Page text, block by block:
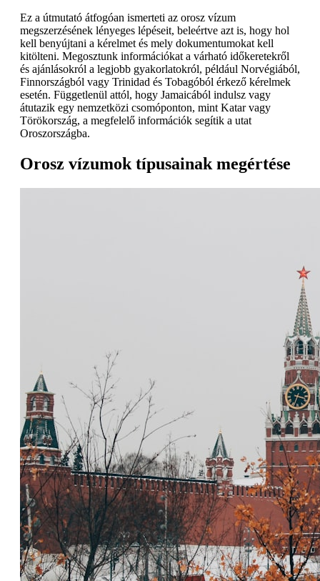
Ez a útmutató átfogóan ismerteti az orosz vízum
megszerzésének lényeges lépéseit, beleértve azt is, hogy hol
kell benyújtani a kérelmet és mely dokumentumokat kell
kitölteni. Megosztunk információkat a várható időkeretekről
és ajánlásokról a legjobb gyakorlatokról, például Norvégiából,
Finnországból vagy Trinidad és Tobagóból érkező kérelmek
esetén. Függetlenül attól, hogy Jamaicából indulsz vagy
átutazik egy nemzetközi csomóponton, mint Katar vagy
Törökország, a megfelelő információk segítik a utat
Oroszországba.
Orosz vízumok típusainak megértése